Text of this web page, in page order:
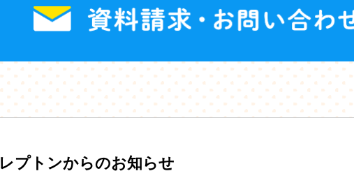
レプトンからのお知らせ